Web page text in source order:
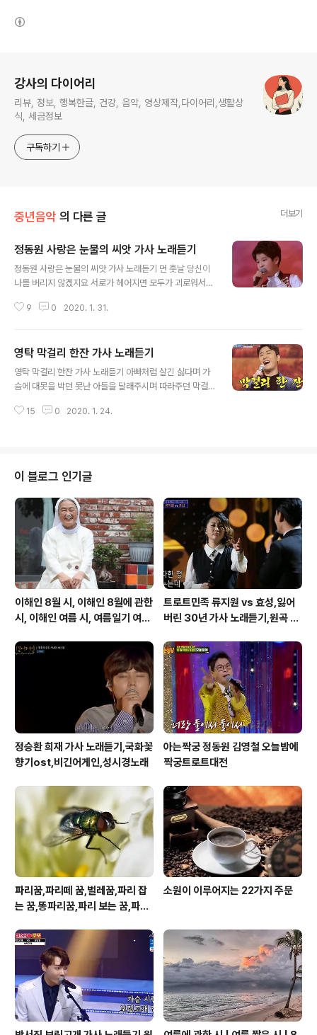
강사의 다이어리
리뷰, 정보, 행복한글, 건강, 음악, 영상제작,다이어리,생활상
식, 세금정보
구독하기
중년음악 의 다른 글 더보기
정동원 사랑은 눈물의 씨앗 가사 노래듣기
정동원 사랑은 눈물의 씨앗 가사 노래듣기 먼 훗날 당신이
나를 버리지 않겠지요 서로가 헤어지면 모두가 괴로워서
헤어지면 모두가 괴로워서 울 테니까요 정동원의 사랑은
가 헤어지면 모두가 괴로워서 울 테니까요 이별이 무어냐
고 물으신다면 눈물의 씨앗이라고 대답할테요 먼 훗날 당
신이 나를 버리지 않겠지요 서로가 헤어지면 모두가 괴로
로가 헤어지면 모두가 괴로워서 울 테니까요 이별이 무어
9 0 2020. 1. 31.
영탁 막걸리 한잔 가사 노래듣기
영탁 막걸리 한잔 가사 노래듣기 아빠처럼 살긴 싫다며 가
슴에 대못을 박던 못난 아들을 달래주시며 따라주던 막걸
기 막내아들 장가 가던 날 앓던 이가 빠졌다며 덩실더덩실
냥 그 자리 우리 엄마 고생시키는 아버지 원망했어요 아빠
처럼 살긴 싫다며 가슴에 대못을 박던 못난 아들을 달래주
시며 따라주던 막걸리 한잔 따라주던 막걸리 한잔 아장아
장 아들 놈이 어느새 자라 내 모습을 닮아버렸네 오늘따라
아버지가 보고싶어서 그날처럼 막걸리 한잔 아버지 우리
아들 많이 컸지요 인물은 그래도 내가 낫지요 고사..
15 0 2020. 1. 24.
이 블로그 인기글
이해인 8월 시, 이해인 8월에 관한
시, 이해인 여름 시, 여름일기 여름
트로트민족 류지원 vs 효성,잃어
버린 30년 가사 노래듣기,원곡 설
정승환 희재 가사 노래듣기,국화꽃
향기ost,비긴어게인,성시경노래
아는짝궁 정동원 김영철 오늘밤에
짝궁트로트대전
파리꿈,파리떼 꿈,벌레꿈,파리 잡
는 꿈,똥파리꿈,파리 보는 꿈,파리
소원이 이루어지는 22가지 주문